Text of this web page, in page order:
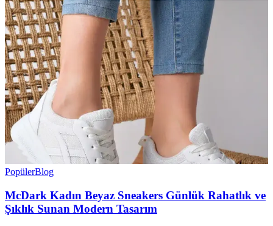
PopülerBlog
McDark Kadın Beyaz Sneakers Günlük Rahatlık ve
Şıklık Sunan Modern Tasarım